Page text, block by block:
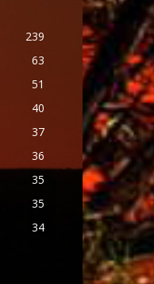
239
63
51
40
37
36
35
35
34